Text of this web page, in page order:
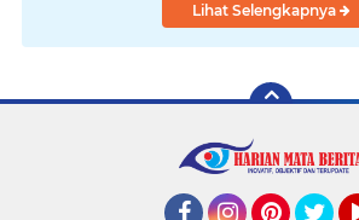
Lihat Selengkapnya